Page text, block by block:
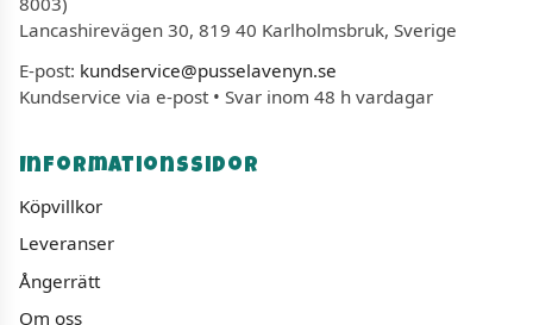
Lancashirevägen 30, 819 40 Karlholmsbruk, Sverige
E-post: kundservice@pusselavenyn.se
Kundservice via e-post • Svar inom 48 h vardagar
Informationssidor
Köpvillkor
Leveranser
Ångerrätt
Om oss